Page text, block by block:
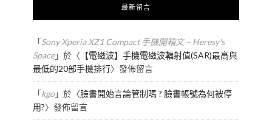
最新留言
「Sony Xperia XZ1 Compact 手機開箱文 – Heresy's
Space」於〈 【電磁波】手機電磁波輻射值(SAR)最高與
最低的20部手機排行〉發佈留言
「kgo」於〈臉書開始言論管制嗎 ? 臉書帳號為何被停
用?〉發佈留言